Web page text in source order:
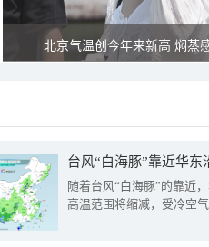
北京气温创今年来新高 焖蒸
台风“白海豚”靠近华
随着台风“白海豚”的靠近
高温范围将缩减，受冷空